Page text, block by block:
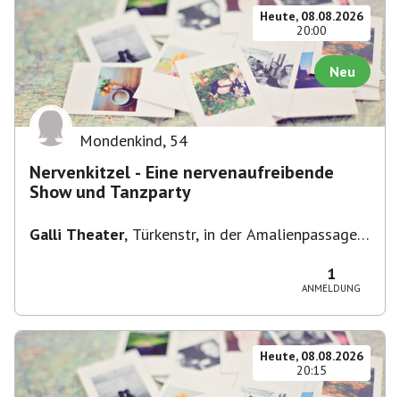
Heute, 08.08.2026
20:00
Neu
Mondenkind, 54
Nervenkitzel - Eine nervenaufreibende
Show und Tanzparty
Galli Theater, Türkenstr, in der Amalienpassage
1
ANMELDUNG
Heute, 08.08.2026
20:15